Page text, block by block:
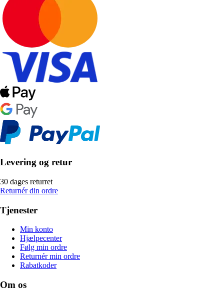
Levering og retur
30 dages returret
Returnér din ordre
Tjenester
Min konto
Hjælpecenter
Følg min ordre
Returnér min ordre
Rabatkoder
Om os